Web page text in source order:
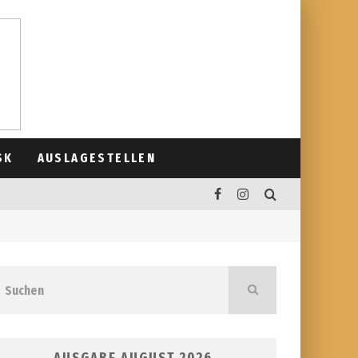
AUSLAGESTELLEN